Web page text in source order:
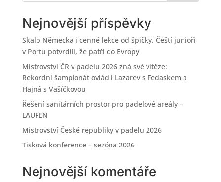
Nejnovější příspěvky
Skalp Německa i cenné lekce od špičky. Čeští junioři
v Portu potvrdili, že patří do Evropy
Mistrovství ČR v padelu 2026 zná své vítěze:
Rekordní šampionát ovládli Lazarev s Fedaskem a
Hajná s Vašíčkovou
Řešení sanitárních prostor pro padelové areály –
LAUFEN
Mistrovství České republiky v padelu 2026
Tisková konference – sezóna 2026
Nejnovější komentáře